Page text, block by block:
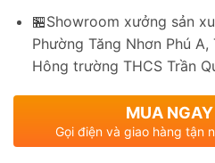
🏪Showroom xưởng sản
Phường Tăng Nhơn Phú
Hông trường THCS Trần
MUA NGAY
Gọi điện và giao hàng tận